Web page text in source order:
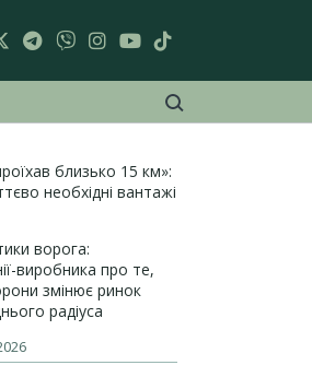
близько 15 км»:
необхідні вантажі
ворога:
виробника про те,
змінює ринок
радіуса